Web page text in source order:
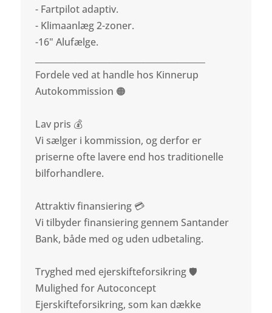
- Fartpilot adaptiv.
- Klimaanlæg 2-zoner.
-16" Alufælge.
Fordele ved at handle hos Kinnerup
Autokommission 🟠
Lav pris 💰
Vi sælger i kommission, og derfor er
priserne ofte lavere end hos traditionelle
bilforhandlere.
Attraktiv finansiering 💳
Vi tilbyder finansiering gennem Santander
Bank, både med og uden udbetaling.
Tryghed med ejerskifteforsikring 🛡️
Mulighed for Autoconcept
Ejerskifteforsikring, som kan dække